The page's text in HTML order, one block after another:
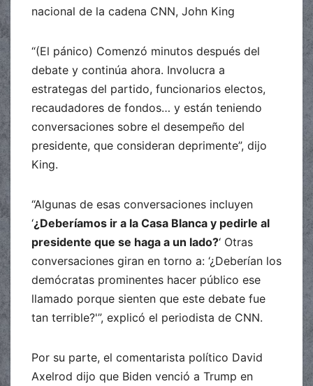
nacional de la cadena CNN, John King
“(El pánico) Comenzó minutos después del
debate y continúa ahora. Involucra a
estrategas del partido, funcionarios electos,
recaudadores de fondos… y están teniendo
conversaciones sobre el desempeño del
presidente, que consideran deprimente”, dijo
King.
“Algunas de esas conversaciones incluyen
‘¿Deberíamos ir a la Casa Blanca y pedirle al
presidente que se haga a un lado?‘ Otras
conversaciones giran en torno a: ‘¿Deberían los
demócratas prominentes hacer público ese
llamado porque sienten que este debate fue
tan terrible?'”, explicó el periodista de CNN.
Por su parte, el comentarista político David
Axelrod dijo que Biden venció a Trump en